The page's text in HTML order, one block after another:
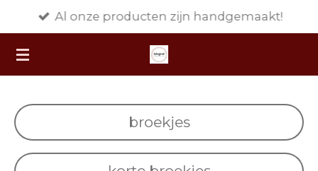
direct
naar
de
hoofdinhoud
Al onze producten zijn handgemaakt!
broekjes